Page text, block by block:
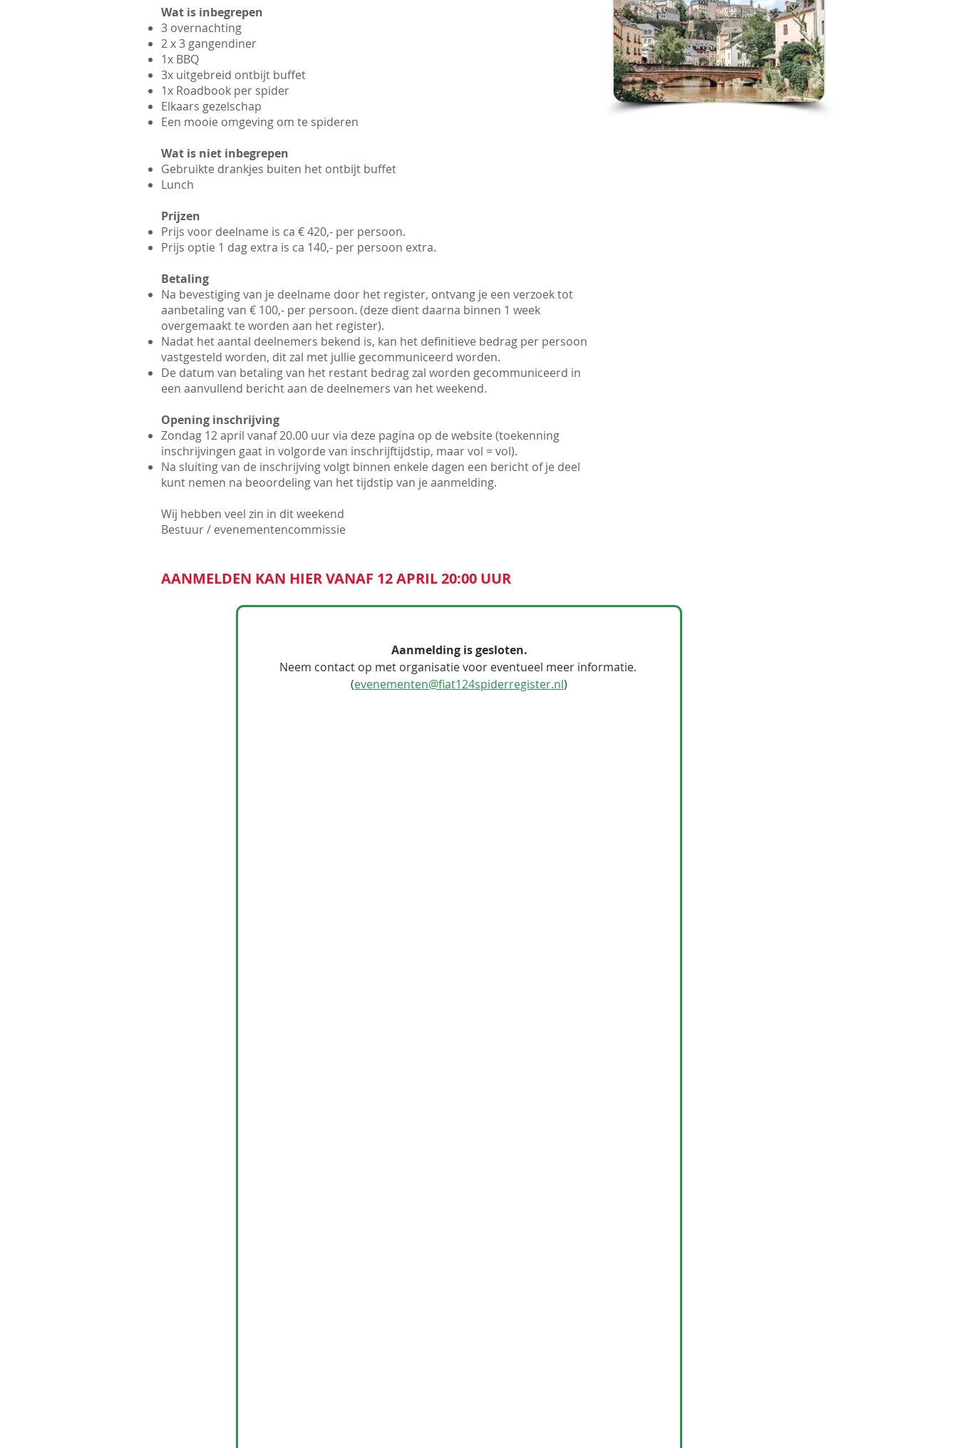
Wat is inbegrepen
3 overnachting
2 x 3 gangendiner
1x BBQ
3x uitgebreid ontbijt buffet
1x Roadbook per spider
Elkaars gezelschap
Een mooie omgeving om te spideren
Wat is niet inbegrepen
Gebruikte drankjes buiten het ontbijt buffet
Lunch
Prijzen
Prijs voor deelname is ca € 420,- per persoon.
Prijs optie 1 dag extra is ca 140,- per persoon extra.
Betaling
Na bevestiging van je deelname door het register, ontvang je een verzoek tot
aanbetaling van € 100,- per persoon. (deze dient daarna binnen 1 week
overgemaakt te worden aan het register).
Nadat het aantal deelnemers bekend is, kan het definitieve bedrag per persoon
vastgesteld worden, dit zal met jullie gecommuniceerd worden.
De datum van betaling van het restant bedrag zal worden gecommuniceerd in
een aanvullend bericht aan de deelnemers van het weekend.
Opening inschrijving
Zondag 12 april vanaf 20.00 uur via deze pagina op de website (toekenning
inschrijvingen gaat in volgorde van inschrijftijdstip, maar vol = vol).
Na sluiting van de inschrijving volgt binnen enkele dagen een bericht of je deel
kunt nemen na beoordeling van het tijdstip van je aanmelding.
Wij hebben veel zin in dit weekend
Bestuur / evenementencommissie
AANMELDEN KAN HIER VANAF 12 APRIL 20:00 UUR
Aanmelding is gesloten.
Neem contact op met organisatie voor eventueel meer informatie.
(evenementen@fiat124spiderregister.nl)